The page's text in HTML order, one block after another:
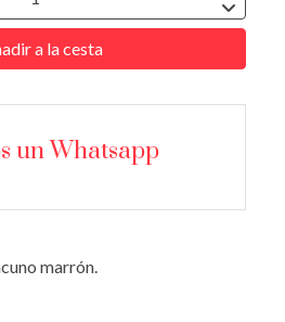
a la cesta
un Whatsapp
marrón.